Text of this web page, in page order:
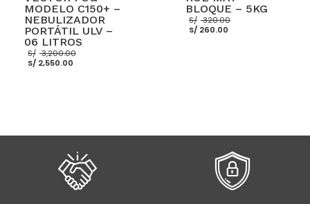
MODELO C150+ –
NEBULIZADOR
PORTÁTIL ULV –
06 LITROS
S/ 3,200.00
S/ 2,550.00
BLOQUE – 5KG
S/ 320.00
S/260.00